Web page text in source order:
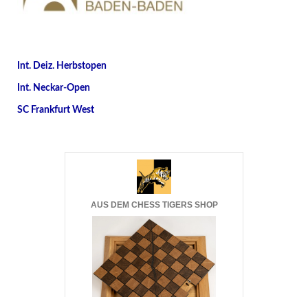
Int. Deiz. Herbstopen
Int. Neckar-Open
SC Frankfurt West
AUS DEM CHESS TIGERS SHOP